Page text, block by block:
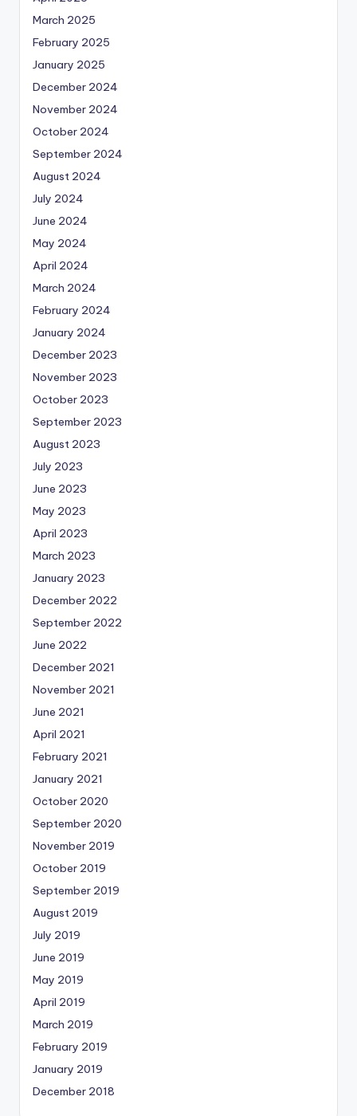
March 2025
February 2025
January 2025
December 2024
November 2024
October 2024
September 2024
August 2024
July 2024
June 2024
May 2024
April 2024
March 2024
February 2024
January 2024
December 2023
November 2023
October 2023
September 2023
August 2023
July 2023
June 2023
May 2023
April 2023
March 2023
January 2023
December 2022
September 2022
June 2022
December 2021
November 2021
June 2021
April 2021
February 2021
January 2021
October 2020
September 2020
November 2019
October 2019
September 2019
August 2019
July 2019
June 2019
May 2019
April 2019
March 2019
February 2019
January 2019
December 2018